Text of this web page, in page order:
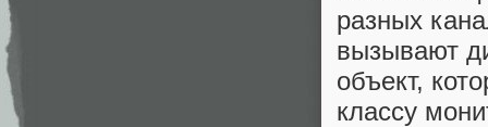
разных
вызывают
объект,
классу